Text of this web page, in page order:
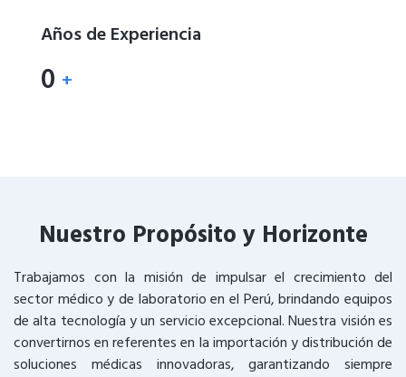
Años de Experiencia
0 +
Nuestro Propósito y Horizonte
Trabajamos con la misión de impulsar el crecimiento del
sector médico y de laboratorio en el Perú, brindando equipos
de alta tecnología y un servicio excepcional. Nuestra visión es
convertirnos en referentes en la importación y distribución de
soluciones médicas innovadoras, garantizando siempre